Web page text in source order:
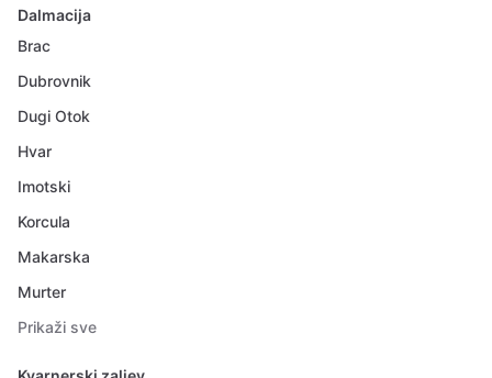
Dalmacija
Brac
Dubrovnik
Dugi Otok
Hvar
Imotski
Korcula
Makarska
Murter
Prikaži sve